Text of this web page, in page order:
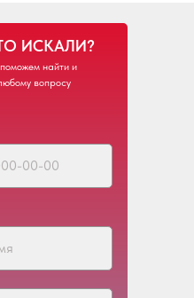
ИСКАЛИ?
найти и
вопросу